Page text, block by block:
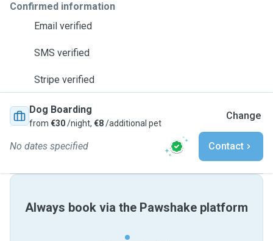
Confirmed information
Email verified
SMS verified
Stripe verified
Dog Boarding
from €30/night, €8/additional pet
Change
No dates specified Contact
Always book via the Pawshake platform